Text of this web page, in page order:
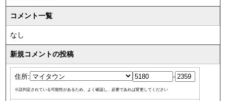
コメント一覧
なし
新規コメントの投稿
住所: -
※誤判定されている可能性があるため、よく確認し、必要であれば変更してください